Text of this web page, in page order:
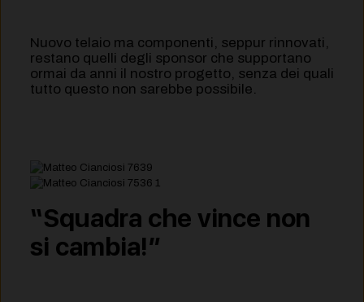
Nuovo telaio ma componenti, seppur rinnovati,
restano quelli degli sponsor che supportano
ormai da anni il nostro progetto, senza dei quali
tutto questo non sarebbe possibile.
“Squadra che vince non
si cambia!”